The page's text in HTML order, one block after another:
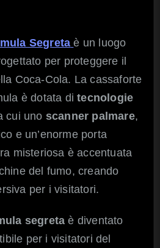
Segreta è un luogo
per proteggere il
Coca-Cola. La cassaforte
è dotata di tecnologie
cui uno scanner palmare,
e un’enorme porta
misteriosa è accentuata
del fumo, creando
per i visitatori.
segreta è diventato
per i visitatori del